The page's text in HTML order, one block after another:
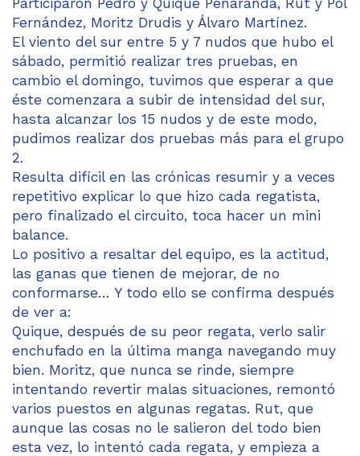
Participaron Pedro y Quique Peñaranda, Rut y Pol
Fernández, Moritz Drudis y Álvaro Martínez.
El viento del sur entre 5 y 7 nudos que hubo el
sábado, permitió realizar tres pruebas, en
cambio el domingo, tuvimos que esperar a que
éste comenzara a subir de intensidad del sur,
hasta alcanzar los 15 nudos y de este modo,
pudimos realizar dos pruebas más para el grupo
2.
Resulta difícil en las crónicas resumir y a veces
repetitivo explicar lo que hizo cada regatista,
pero finalizado el circuito, toca hacer un mini
balance.
Lo positivo a resaltar del equipo, es la actitud,
las ganas que tienen de mejorar, de no
conformarse… Y todo ello se confirma después
de ver a:
Quique, después de su peor regata, verlo salir
enchufado en la última manga navegando muy
bien. Moritz, que nunca se rinde, siempre
intentando revertir malas situaciones, remontó
varios puestos en algunas regatas. Rut, que
aunque las cosas no le salieron del todo bien
esta vez, lo intentó cada regata, y empieza a